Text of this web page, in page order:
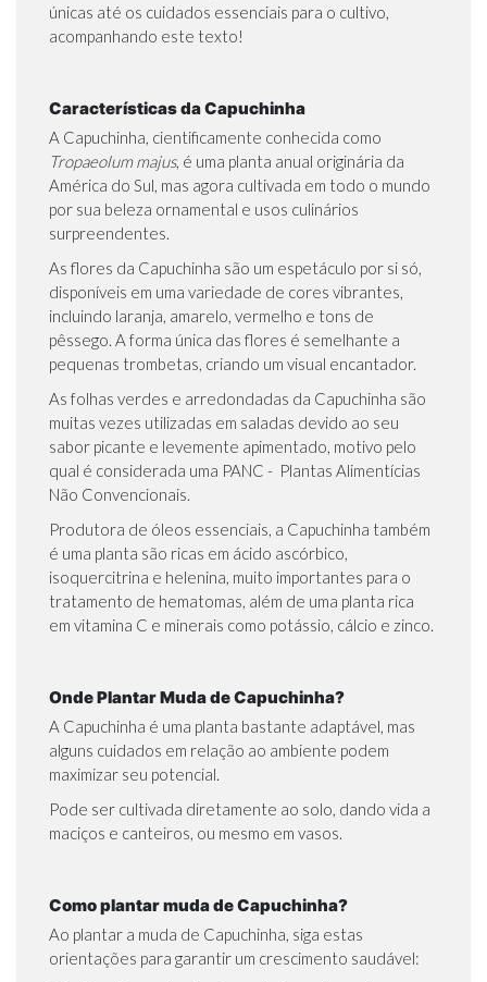
únicas até os cuidados essenciais para o cultivo,
acompanhando este texto!
Características da Capuchinha
A Capuchinha, cientificamente conhecida como
Tropaeolum majus, é uma planta anual originária da
América do Sul, mas agora cultivada em todo o mundo
por sua beleza ornamental e usos culinários
surpreendentes.
As flores da Capuchinha são um espetáculo por si só,
disponíveis em uma variedade de cores vibrantes,
incluindo laranja, amarelo, vermelho e tons de
pêssego. A forma única das flores é semelhante a
pequenas trombetas, criando um visual encantador.
As folhas verdes e arredondadas da Capuchinha são
muitas vezes utilizadas em saladas devido ao seu
sabor picante e levemente apimentado, motivo pelo
qual é considerada uma PANC - Plantas Alimentícias
Não Convencionais.
Produtora de óleos essenciais, a Capuchinha também
é uma planta são ricas em ácido ascórbico,
isoquercitrina e helenina, muito importantes para o
tratamento de hematomas, além de uma planta rica
em vitamina C e minerais como potássio, cálcio e zinco.
Onde Plantar Muda de Capuchinha?
A Capuchinha é uma planta bastante adaptável, mas
alguns cuidados em relação ao ambiente podem
maximizar seu potencial.
Pode ser cultivada diretamente ao solo, dando vida a
maciços e canteiros, ou mesmo em vasos.
Como plantar muda de Capuchinha?
Ao plantar a muda de Capuchinha, siga estas
orientações para garantir um crescimento saudável: